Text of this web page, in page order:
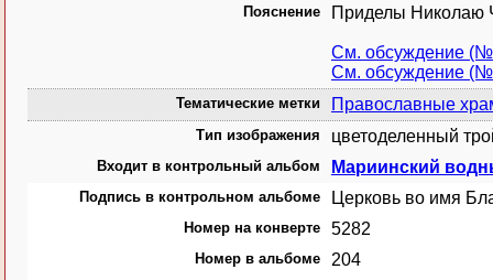
Пояснение Приделы Николаю
См. обсуждение
См. обсуждение
Тематические метки Православные
Тип изображения цветоделенный
Входит в контрольный альбом Мариинский
Подпись в контрольном альбоме Церковь во имя
Номер на конверте 5282
Номер в альбоме 204